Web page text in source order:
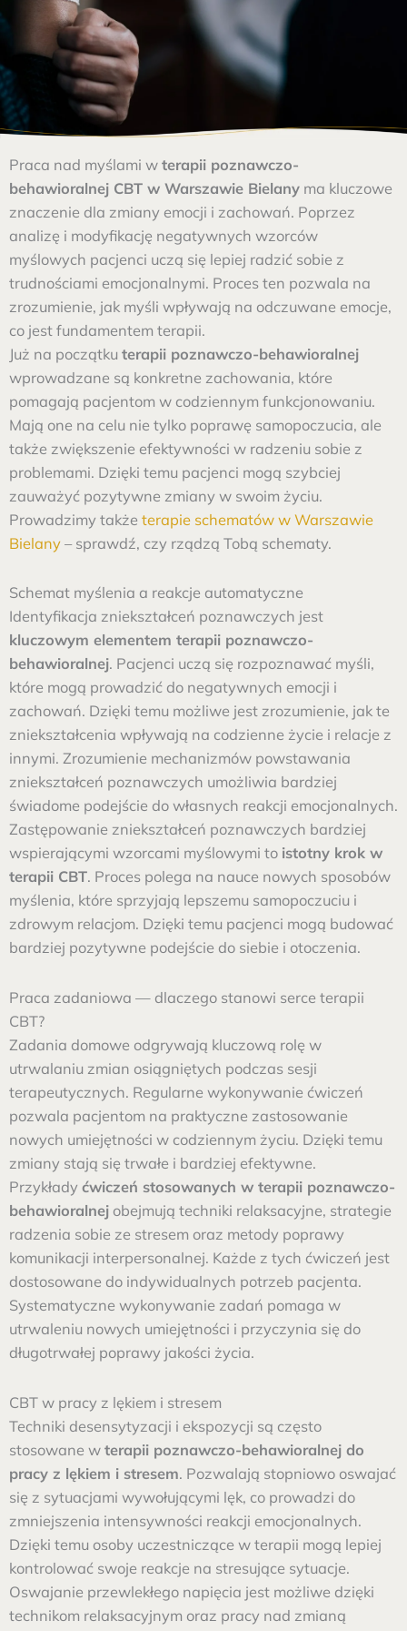
Praca nad myślami w terapii poznawczo-
behawioralnej CBT w Warszawie Bielany ma kluczowe
znaczenie dla zmiany emocji i zachowań. Poprzez
analizę i modyfikację negatywnych wzorców
myślowych pacjenci uczą się lepiej radzić sobie z
trudnościami emocjonalnymi. Proces ten pozwala na
zrozumienie, jak myśli wpływają na odczuwane emocje,
co jest fundamentem terapii.
Już na początku terapii poznawczo-behawioralnej
wprowadzane są konkretne zachowania, które
pomagają pacjentom w codziennym funkcjonowaniu.
Mają one na celu nie tylko poprawę samopoczucia, ale
także zwiększenie efektywności w radzeniu sobie z
problemami. Dzięki temu pacjenci mogą szybciej
zauważyć pozytywne zmiany w swoim życiu.
Prowadzimy także terapie schematów w Warszawie
Bielany – sprawdź, czy rządzą Tobą schematy.
Schemat myślenia a reakcje automatyczne
Identyfikacja zniekształceń poznawczych jest
kluczowym elementem terapii poznawczo-
behawioralnej. Pacjenci uczą się rozpoznawać myśli,
które mogą prowadzić do negatywnych emocji i
zachowań. Dzięki temu możliwe jest zrozumienie, jak te
zniekształcenia wpływają na codzienne życie i relacje z
innymi. Zrozumienie mechanizmów powstawania
zniekształceń poznawczych umożliwia bardziej
świadome podejście do własnych reakcji emocjonalnych.
Zastępowanie zniekształceń poznawczych bardziej
wspierającymi wzorcami myślowymi to istotny krok w
terapii CBT. Proces polega na nauce nowych sposobów
myślenia, które sprzyjają lepszemu samopoczuciu i
zdrowym relacjom. Dzięki temu pacjenci mogą budować
bardziej pozytywne podejście do siebie i otoczenia.
Praca zadaniowa — dlaczego stanowi serce terapii
CBT?
Zadania domowe odgrywają kluczową rolę w
utrwalaniu zmian osiągniętych podczas sesji
terapeutycznych. Regularne wykonywanie ćwiczeń
pozwala pacjentom na praktyczne zastosowanie
nowych umiejętności w codziennym życiu. Dzięki temu
zmiany stają się trwałe i bardziej efektywne.
Przykłady ćwiczeń stosowanych w terapii poznawczo-
behawioralnej obejmują techniki relaksacyjne, strategie
radzenia sobie ze stresem oraz metody poprawy
komunikacji interpersonalnej. Każde z tych ćwiczeń jest
dostosowane do indywidualnych potrzeb pacjenta.
Systematyczne wykonywanie zadań pomaga w
utrwaleniu nowych umiejętności i przyczynia się do
długotrwałej poprawy jakości życia.
CBT w pracy z lękiem i stresem
Techniki desensytyzacji i ekspozycji są często
stosowane w terapii poznawczo-behawioralnej do
pracy z lękiem i stresem. Pozwalają stopniowo oswajać
się z sytuacjami wywołującymi lęk, co prowadzi do
zmniejszenia intensywności reakcji emocjonalnych.
Dzięki temu osoby uczestniczące w terapii mogą lepiej
kontrolować swoje reakcje na stresujące sytuacje.
Oswajanie przewlekłego napięcia jest możliwe dzięki
technikom relaksacyjnym oraz pracy nad zmianą